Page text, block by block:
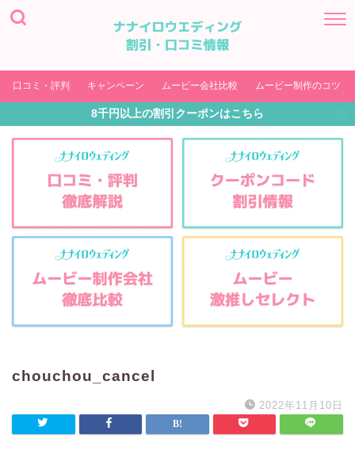
口コミ・評判 キャンペーン ムービー会社比較 ムービー制作のコツ
8千円以上の割引クーポンはこちら
chouchou_cancel
2022年11月10日